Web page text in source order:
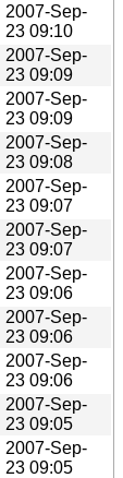
2007-Sep-
23 09:10
2007-Sep-
23 09:09
2007-Sep-
23 09:09
2007-Sep-
23 09:08
2007-Sep-
23 09:07
2007-Sep-
23 09:07
2007-Sep-
23 09:06
2007-Sep-
23 09:06
2007-Sep-
23 09:06
2007-Sep-
23 09:05
2007-Sep-
23 09:05